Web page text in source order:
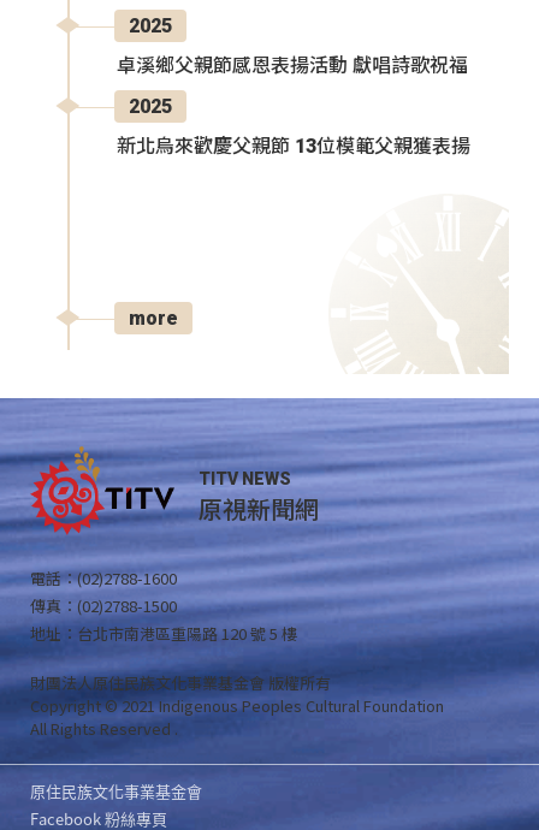
2025
卓溪鄉父親節感恩表揚活動 獻唱詩歌祝福
2025
新北烏來歡慶父親節 13位模範父親獲表揚
more
TITV NEWS
原視新聞網
電話：(02)2788-1600
傳真：(02)2788-1500
地址：台北市南港區重陽路 120 號 5 樓
財團法人原住民族文化事業基金會 版權所有
Copyright © 2021 Indigenous Peoples Cultural Foundation
All Rights Reserved .
原住民族文化事業基金會
Facebook 粉絲專頁